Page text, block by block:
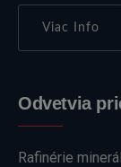
Viac Info
Odvetvia
Rafinérie